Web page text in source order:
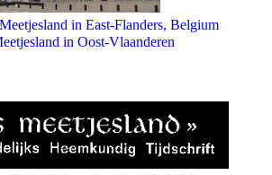
in East-Flanders, Belgium
in Oost-Vlaanderen